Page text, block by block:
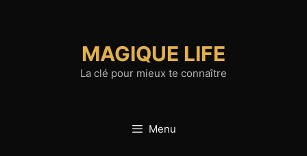
MAGIQUE LIFE
La clé pour mieux te connaître
Menu